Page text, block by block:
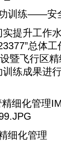
训练——安
提升工作
总体
暨飞行区
练成果进
细化管理